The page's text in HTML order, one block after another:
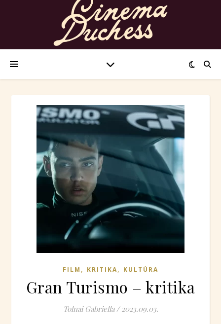
FILM , KRITIKA, KULTÚRA
Gran Turismo – kritika
Tolnai Gabriella / 2023.09.03.